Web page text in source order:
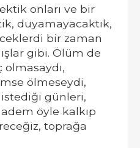
onları ve bir
duyamayacaktık,
bir zaman
gibi. Ölüm de
olmasaydı,
ölmeseydi,
günleri,
öyle kalkıp
toprağa